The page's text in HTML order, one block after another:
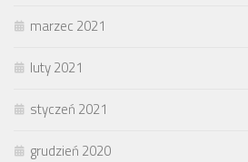
marzec 2021
luty 2021
styczeń 2021
grudzień 2020